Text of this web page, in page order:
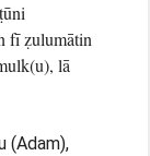
fī ẓulumātin
lā
(Adam),